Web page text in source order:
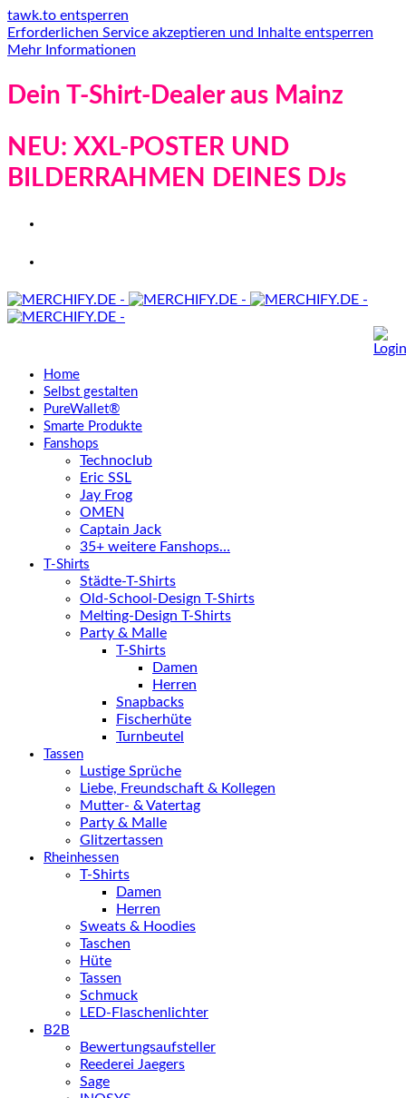
tawk.to entsperren
Erforderlichen Service akzeptieren und Inhalte entsperren
Mehr Informationen
Dein T-Shirt-Dealer aus Mainz
NEU: XXL-POSTER UND
BILDERRAHMEN DEINES DJs
Home
Selbst gestalten
PureWallet®
Smarte Produkte
Fanshops
Technoclub
Eric SSL
Jay Frog
OMEN
Captain Jack
35+ weitere Fanshops…
T-Shirts
Städte-T-Shirts
Old-School-Design T-Shirts
Melting-Design T-Shirts
Party & Malle
T-Shirts
Damen
Herren
Snapbacks
Fischerhüte
Turnbeutel
Tassen
Lustige Sprüche
Liebe, Freundschaft & Kollegen
Mutter- & Vatertag
Party & Malle
Glitzertassen
Rheinhessen
T-Shirts
Damen
Herren
Sweats & Hoodies
Taschen
Hüte
Tassen
Schmuck
LED-Flaschenlichter
B2B
Bewertungsaufsteller
Reederei Jaegers
Sage